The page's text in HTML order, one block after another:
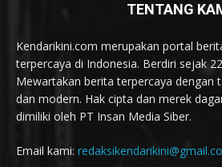
TENTANG
Kendarikini.com merupakan portal
terpercaya di Indonesia. Berdiri sejak
Mewartakan berita terpercaya dengan
dan modern. Hak cipta dan merek
dimiliki oleh PT Insan Media Siber.
Email kami: